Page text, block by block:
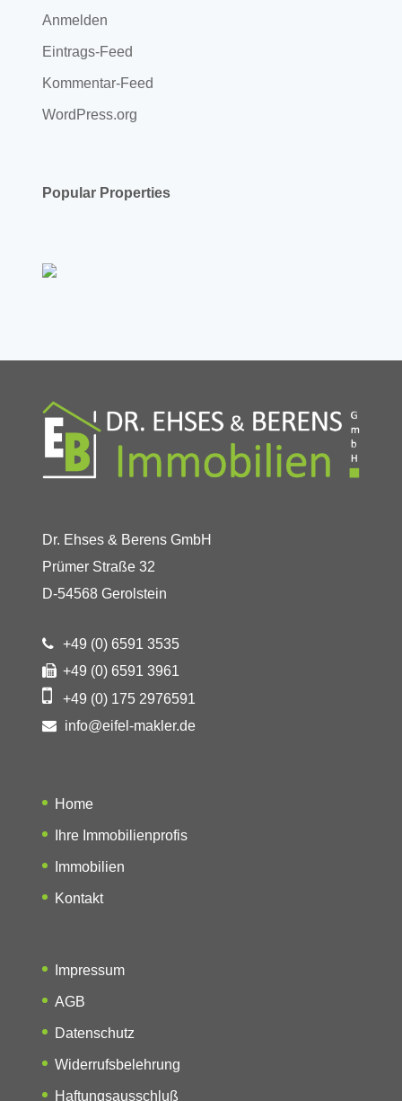
Anmelden
Eintrags-Feed
Kommentar-Feed
WordPress.org
Popular Properties
Dr. Ehses & Berens GmbH
Prümer Straße 32
D-54568 Gerolstein
+49 (0) 6591 3535
+49 (0) 6591 3961
+49 (0) 175 2976591
info@eifel-makler.de
Home
Ihre Immobilienprofis
Immobilien
Kontakt
Impressum
AGB
Datenschutz
Widerrufsbelehrung
Haftungsausschluß